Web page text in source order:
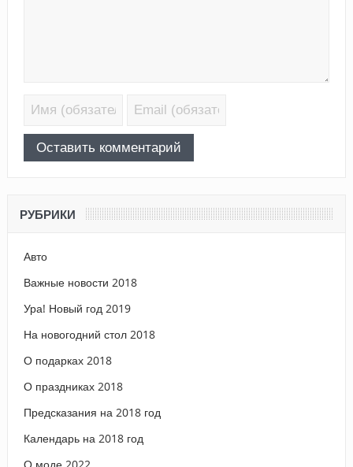
РУБРИКИ
Авто
Важные новости 2018
Ура! Новый год 2019
На новогодний стол 2018
О подарках 2018
О праздниках 2018
Предсказания на 2018 год
Календарь на 2018 год